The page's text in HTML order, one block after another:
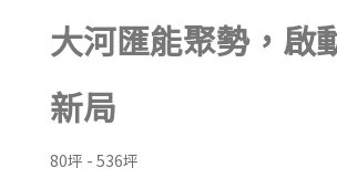
大河匯能聚勢，啟
新局
80坪 - 536坪